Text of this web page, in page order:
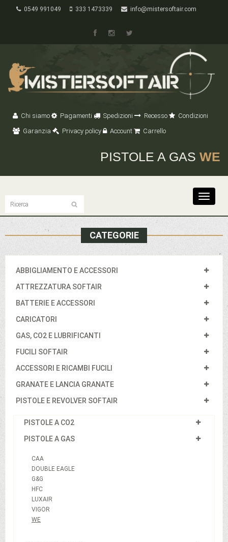
0549 991049 333 1473339 info@mistersoftair.com
Chi siamo Pagamenti Spedizioni Recesso
Condizioni
Garanzia
Privacy policy Account Carrello
PISTOLE A GAS WE
Toggle
CATEGORIE
ABBIGLIAMENTO E ACCESSORI
ATTREZZATURA SOFTAIR
BATTERIE E ACCESSORI
CARICATORI
GAS, CO2 E LUBRIFICANTI
FUCILI SOFTAIR
ACCESSORI E RICAMBI FUCILI
GRANATE E LANCIA GRANATE
PISTOLE E REVOLVER SOFTAIR
PISTOLE A CO2
PISTOLE A GAS
CAA
DOUBLE EAGLE
G&G
HFC
LUXAIR
VIGOR
WE